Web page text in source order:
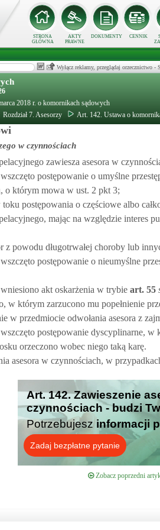
STRONA
GŁÓWNA
AKTY
PRAWNE
DOKUMENTY CENNIK
Wyłącz reklamy, przeglądaj orzecznictwo -
2018 r. o komornikach sądowych
Rozdział 7. Asesorzy Art. 142. Ustawa o
w czynnościach
zawiesza asesora w
postępowanie o umyślne
o którym mowa w ust. 2 pkt 3;
postępowania o częściowe albo
mając na względzie
z powodu długotrwałej choroby lub
postępowanie o nieumyślne
akt oskarżenia w trybie art. 55
w którym zarzucono mu popełnienie
w przedmiocie odwołania asesora z
postępowanie dyscyplinarne,
orzeczono wobec niego taką karę.
asesora w czynnościach, w
Art. 142. Zawieszenie
czynnościach - budzi
Potrzebujesz informacji
Zadaj bezpłatne pytanie
Zobacz poprzedni